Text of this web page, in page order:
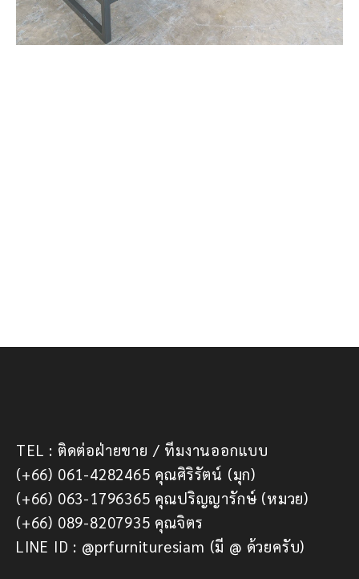
TEL : ติดต่อฝ่ายขาย / ทีมงานออกแบบ
(+66) 061-4282465 คุณศิริรัตน์ (มุก)
(+66) 063-1796365 คุณปริญญารักษ์ (หมวย)
(+66) 089-8207935 คุณจิตร
LINE ID : @prfurnituresiam (มี @ ด้วยครับ)